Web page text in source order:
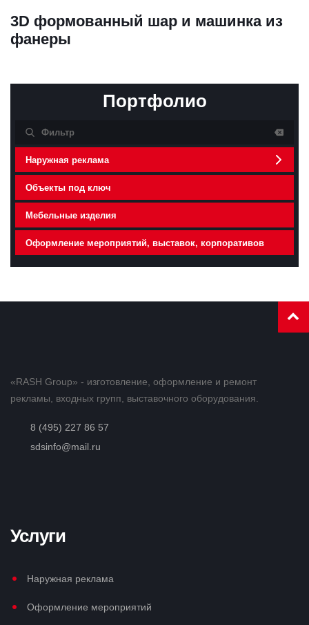
3D формованный шар и машинка из
фанеры
Портфолио
Наружная реклама
Объекты под ключ
Мебельные изделия
Оформление мероприятий, выставок, корпоративов
«RASH Group» - изготовление, оформление и ремонт
рекламы, входных групп, выставочного оборудования.
8 (495) 227 86 57
sdsinfo@mail.ru
Услуги
Наружная реклама
Оформление мероприятий